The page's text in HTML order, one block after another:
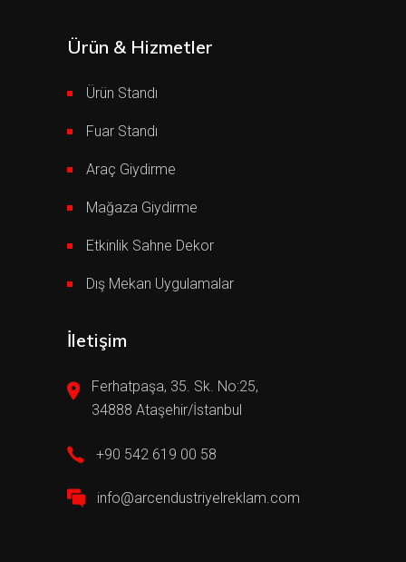
Ürün & Hizmetler
Ürün Standı
Fuar Standı
Araç Giydirme
Mağaza Giydirme
Etkinlik Sahne Dekor
Dış Mekan Uygulamalar
İletişim
Ferhatpaşa, 35. Sk. No:25,
34888 Ataşehir/İstanbul
+90 542 619 00 58
info@arcendustriyelreklam.com